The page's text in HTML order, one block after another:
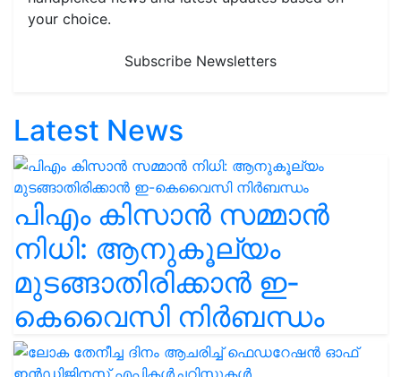
your choice.
Subscribe Newsletters
Latest News
പിഎം കിസാൻ സമ്മാൻ
നിധി: ആനുകൂല്യം
മുടങ്ങാതിരിക്കാൻ ഇ-
കെവൈസി നിർബന്ധം